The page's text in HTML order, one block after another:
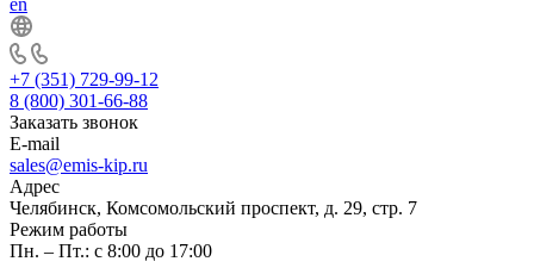
en
+7 (351) 729-99-12
8 (800) 301-66-88
Заказать звонок
E-mail
sales@emis-kip.ru
Адрес
Челябинск, Комсомольский проспект, д. 29, стр. 7
Режим работы
Пн. – Пт.: с 8:00 до 17:00